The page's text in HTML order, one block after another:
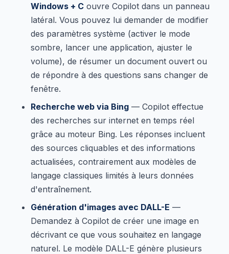
Windows + C ouvre Copilot dans un panneau
latéral. Vous pouvez lui demander de modifier
des paramètres système (activer le mode
sombre, lancer une application, ajuster le
volume), de résumer un document ouvert ou
de répondre à des questions sans changer de
fenêtre.
Recherche web via Bing — Copilot effectue
des recherches sur internet en temps réel
grâce au moteur Bing. Les réponses incluent
des sources cliquables et des informations
actualisées, contrairement aux modèles de
langage classiques limités à leurs données
d'entraînement.
Génération d'images avec DALL-E —
Demandez à Copilot de créer une image en
décrivant ce que vous souhaitez en langage
naturel. Le modèle DALL-E génère plusieurs